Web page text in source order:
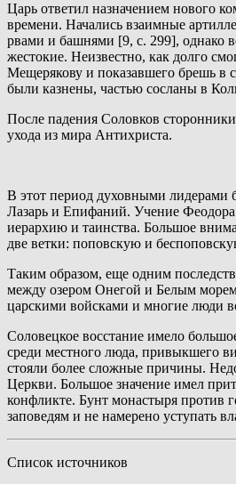
Царь ответил назначением нового
времени. Начались взаимные
рвами и башнями [9, с. 299], однако
жестокие. Неизвестно, как долго
Мещерякову и показавшего брешь в
были казнены, частью сосланы в
После падения Соловков
ухода из мира Антихриста.
В этот период духовными лидерами
Лазарь и Епифаний. Учение
иерархию и таинства. Большое
две ветки: поповскую и
Таким образом, еще одним
между озером Онегой и Белым
царскими войсками и многие люди
Соловецкое восстание имело
среди местного люда, привыкшего
стояли более сложные причины.
Церкви. Большое значение имел
конфликте. Бунт монастыря против
заповедям и не намерено уступать
Список источников